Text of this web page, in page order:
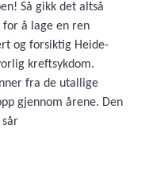
Så gikk det altså
for å lage en ren
og forsiktig Heide-
kreftsykdom.
fra de utallige
gjennom årene. Den
sår